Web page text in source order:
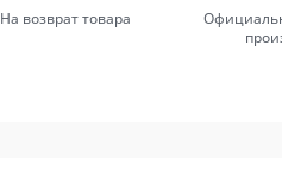
На возврат товара